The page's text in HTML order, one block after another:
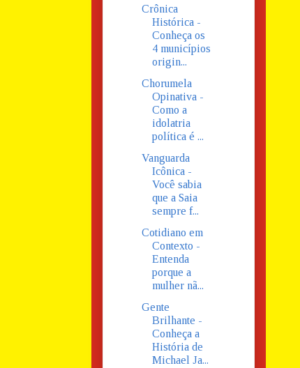
Crônica
Histórica -
Conheça os
4 municípios
origin...
Chorumela
Opinativa -
Como a
idolatria
política é ...
Vanguarda
Icônica -
Você sabia
que a Saia
sempre f...
Cotidiano em
Contexto -
Entenda
porque a
mulher nã...
Gente
Brilhante -
Conheça a
História de
Michael Ja...